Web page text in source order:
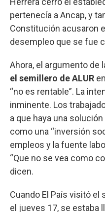
pertenecía a Ancap, y
Constitución acusaron
desempleo que se fue
Ahora, el argumento de
el semillero de ALUR
“no es rentable”. La
inminente. Los
a que haya una
como una “inversión
empleos y la fuente
“Que no se vea como
dicen.
Cuando El País visitó el
el jueves 17, se estaba